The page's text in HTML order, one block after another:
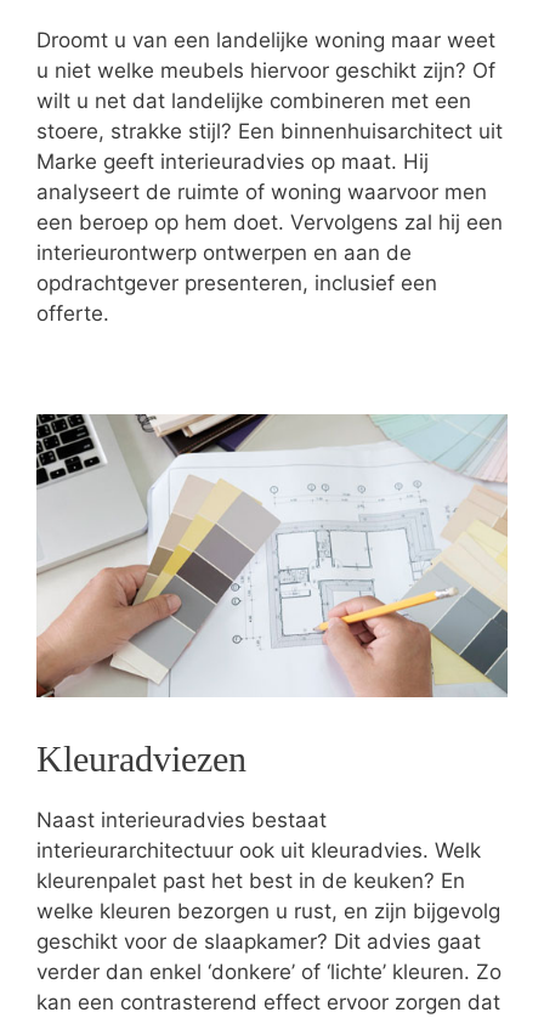
Droomt u van een landelijke woning maar weet
u niet welke meubels hiervoor geschikt zijn? Of
wilt u net dat landelijke combineren met een
stoere, strakke stijl? Een binnenhuisarchitect uit
Marke geeft interieuradvies op maat. Hij
analyseert de ruimte of woning waarvoor men
een beroep op hem doet. Vervolgens zal hij een
interieurontwerp ontwerpen en aan de
opdrachtgever presenteren, inclusief een
offerte.
Kleuradviezen
Naast interieuradvies bestaat
interieurarchitectuur ook uit kleuradvies. Welk
kleurenpalet past het best in de keuken? En
welke kleuren bezorgen u rust, en zijn bijgevolg
geschikt voor de slaapkamer? Dit advies gaat
verder dan enkel ‘donkere’ of ‘lichte’ kleuren. Zo
kan een contrasterend effect ervoor zorgen dat